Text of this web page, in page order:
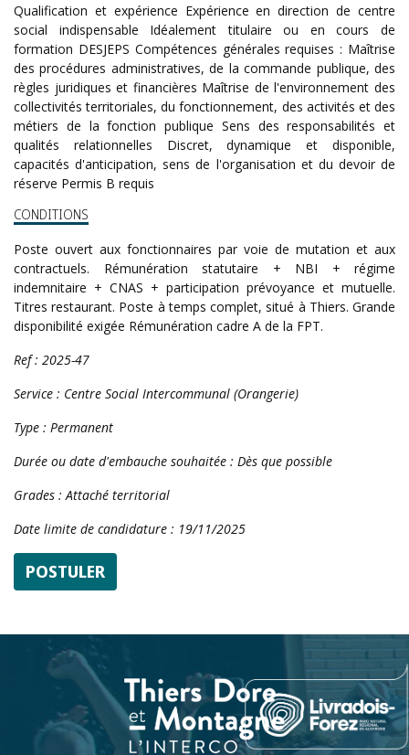
Qualification et expérience Expérience en direction de centre
social indispensable Idéalement titulaire ou en cours de
formation DESJEPS Compétences générales requises : Maîtrise
des procédures administratives, de la commande publique, des
règles juridiques et financières Maîtrise de l'environnement des
collectivités territoriales, du fonctionnement, des activités et des
métiers de la fonction publique Sens des responsabilités et
qualités relationnelles Discret, dynamique et disponible,
capacités d'anticipation, sens de l'organisation et du devoir de
réserve Permis B requis
CONDITIONS
Poste ouvert aux fonctionnaires par voie de mutation et aux
contractuels. Rémunération statutaire + NBI + régime
indemnitaire + CNAS + participation prévoyance et mutuelle.
Titres restaurant. Poste à temps complet, situé à Thiers. Grande
disponibilité exigée Rémunération cadre A de la FPT.
Ref : 2025-47
Service : Centre Social Intercommunal (Orangerie)
Type : Permanent
Durée ou date d'embauche souhaitée : Dès que possible
Grades : Attaché territorial
Date limite de candidature : 19/11/2025
POSTULER